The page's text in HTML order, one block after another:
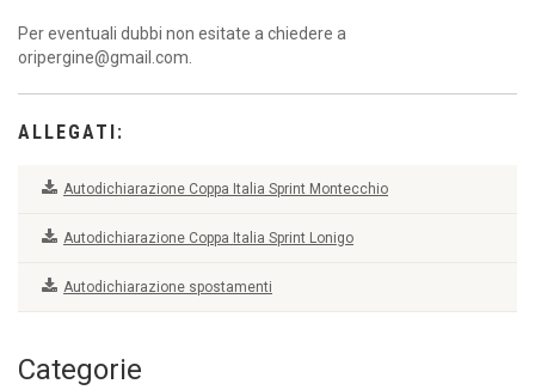
Per eventuali dubbi non esitate a chiedere a
oripergine@gmail.com.
ALLEGATI:
Autodichiarazione Coppa Italia Sprint Montecchio
Autodichiarazione Coppa Italia Sprint Lonigo
Autodichiarazione spostamenti
Categorie